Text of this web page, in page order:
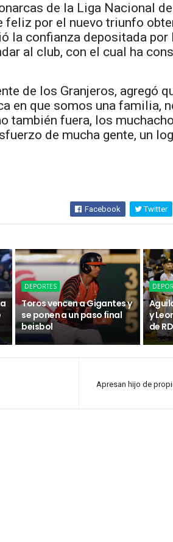
de la Liga Nacional
feliz por el nuevo triunfo
la confianza depositada
al club, con el cual ha
de los Granjeros, agregó
en que somos una familia,
también fuera, los
de mucha gente, un
Facebook Twitter
DEPORTES
Toros vencen a Gigantes y
se ponen a un paso final
beisbol
y
de RD
Apresan hijo de